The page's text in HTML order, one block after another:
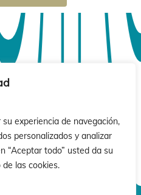
experiencia de navegación,
personalizados y analizar
“Aceptar todo” usted da su
las cookies.